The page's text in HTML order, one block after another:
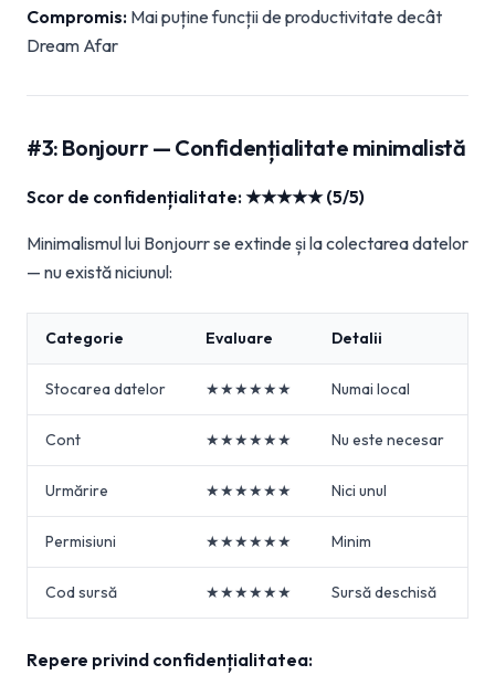
Compromis: Mai puține funcții de productivitate decât
Dream Afar
#3: Bonjourr — Confidențialitate minimalistă
Scor de confidențialitate: ★★★★★ (5/5)
Minimalismul lui Bonjourr se extinde și la colectarea datelor
— nu există niciunul:
Categorie Evaluare Detalii
Stocarea datelor ★★★★★★ Numai local
Cont ★★★★★★ Nu este necesar
Urmărire ★★★★★★ Nici unul
Permisiuni ★★★★★★ Minim
Cod sursă ★★★★★★ Sursă deschisă
Repere privind confidențialitatea: